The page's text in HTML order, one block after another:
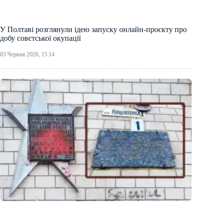
У Полтаві розглянули ідею запуску онлайн-проєкту про
добу совєтської окупації
03 Червня 2026, 15:14